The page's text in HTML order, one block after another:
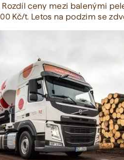
Rozdíl ceny mezi balenými
Kč/t. Letos na podzim se